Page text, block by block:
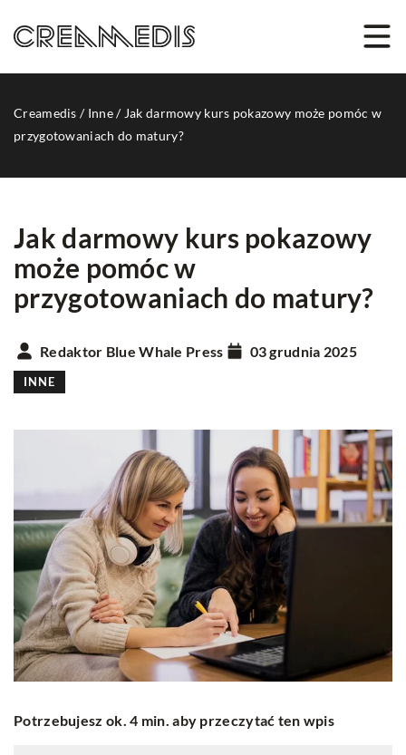
Creamedis / Inne/ Jak darmowy kurs pokazowy może pomóc w
przygotowaniach do matury?
Jak darmowy kurs pokazowy
może pomóc w
przygotowaniach do matury?
Redaktor Blue Whale Press 03 grudnia 2025
INNE
Potrzebujesz ok. 4 min. aby przeczytać ten wpis